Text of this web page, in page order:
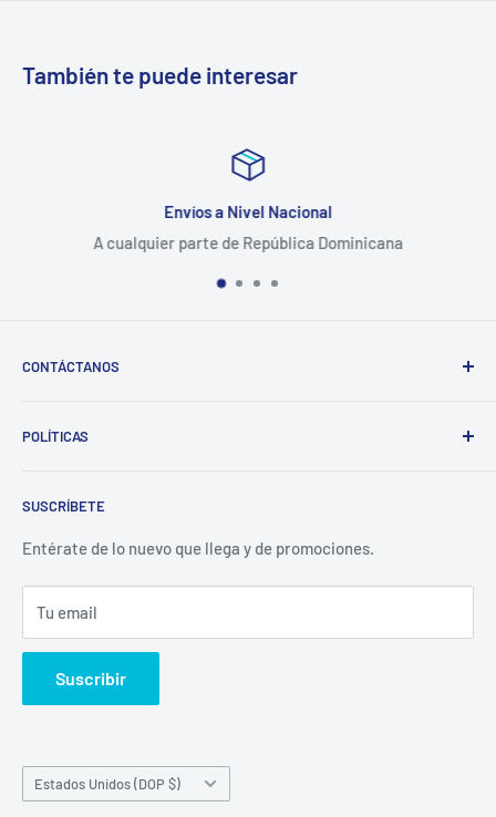
También te puede interesar
Envíos a Nivel Nacional
A cualquier parte de República Dominicana
CONTÁCTANOS
POLÍTICAS
Política de Privacidad
Políticas de Reembolso
Términos del servicio
Política de reembolso
SUSCRÍBETE
Entérate de lo nuevo que llega y de promociones.
Tu email
Suscribir
País/región
Estados Unidos (DOP $)